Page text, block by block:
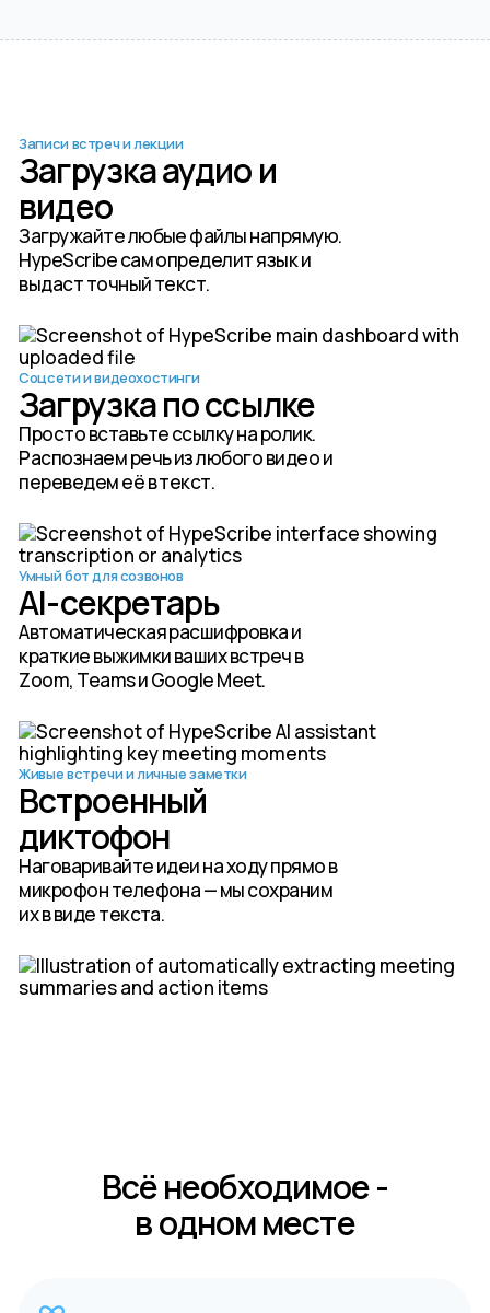
Записи встреч и лекции
Загрузка аудио и
видео
Загружайте любые файлы напрямую.
HypeScribe сам определит язык и
выдаст точный текст.
Соцсети и видеохостинги
Загрузка по ссылке
Просто вставьте ссылку на ролик.
Распознаем речь из любого видео и
переведем её в текст.
Умный бот для созвонов
AI-секретарь
Автоматическая расшифровка и
краткие выжимки ваших встреч в
Zoom, Teams и Google Meet.
Живые встречи и личные заметки
Встроенный
диктофон
Наговаривайте идеи на ходу прямо в
микрофон телефона — мы сохраним
их в виде текста.
Всё необходимое -
в одном месте